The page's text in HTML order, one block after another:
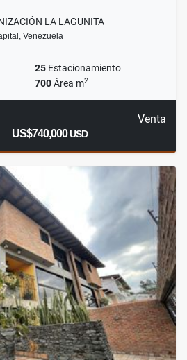
LA LAGUNITA
Venezuela
25 Estacionamiento
700Área m2
Venta
US$740,000USD